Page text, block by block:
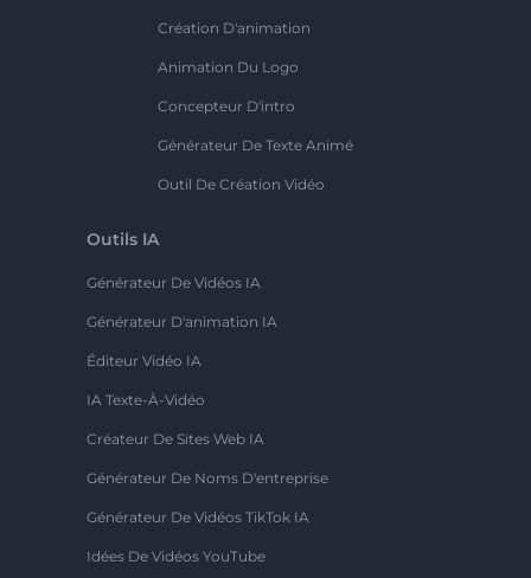
Création D'animation
Animation Du Logo
Concepteur D'intro
Générateur De Texte Animé
Outil De Création Vidéo
Outils IA
Générateur De Vidéos IA
Générateur D'animation IA
Éditeur Vidéo IA
IA Texte-À-Vidéo
Créateur De Sites Web IA
Générateur De Noms D'entreprise
Générateur De Vidéos TikTok IA
Idées De Vidéos YouTube